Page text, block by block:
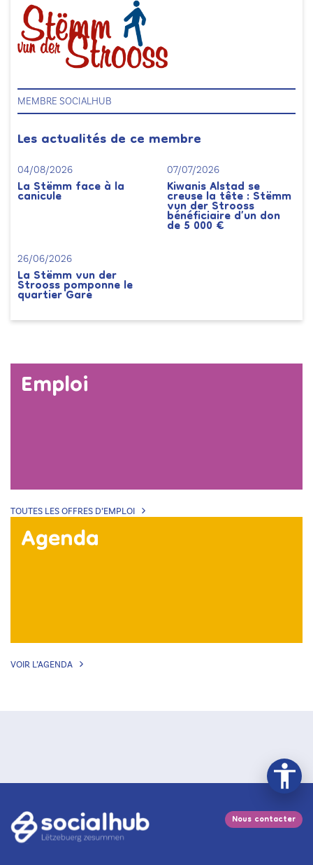
MEMBRE SOCIALHUB
Les actualités de ce membre
04/08/2026
La Stëmm face à la
canicule
07/07/2026
Kiwanis Alstad se
creuse la tête : Stëmm
vun der Strooss
bénéficiaire d’un don
de 5 000 €
26/06/2026
La Stëmm vun der
Strooss pomponne le
quartier Gare
Emploi
TOUTES LES OFFRES D’EMPLOI
Agenda
VOIR L’AGENDA
Nous contacter